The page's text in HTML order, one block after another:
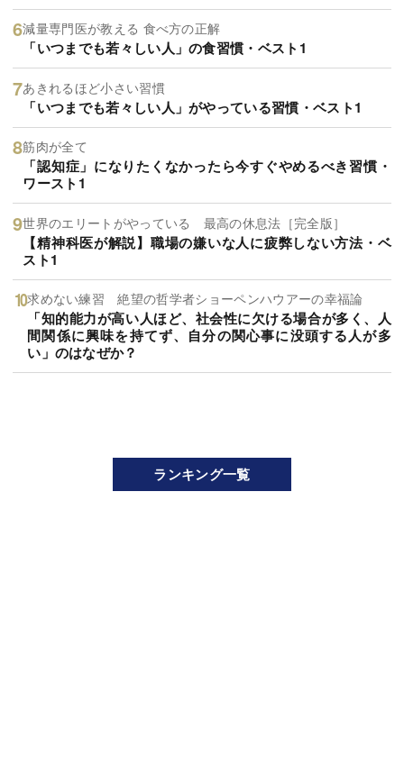
減量専門医が教える 食べ方の正解
「いつまでも若々しい人」の食習慣・ベスト1
あきれるほど小さい習慣
「いつまでも若々しい人」がやっている習慣・ベスト1
筋肉が全て
「認知症」になりたくなかったら今すぐやめるべき習慣・
ワースト1
世界のエリートがやっている 最高の休息法［完全版］
【精神科医が解説】職場の嫌いな人に疲弊しない方法・ベ
スト1
求めない練習 絶望の哲学者ショーペンハウアーの幸福論
「知的能力が高い人ほど、社会性に欠ける場合が多く、人
間関係に興味を持てず、自分の関心事に没頭する人が多
い」のはなぜか？
ランキング一覧